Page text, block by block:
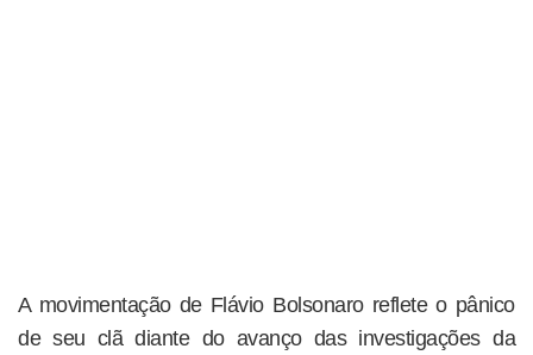
A movimentação de Flávio Bolsonaro reflete o pânico
de seu clã diante do avanço das investigações da